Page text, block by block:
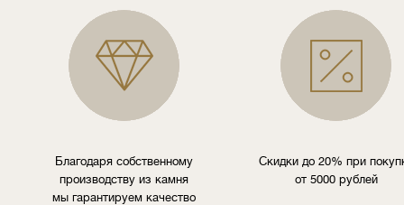
Благодаря собственному
производству из камня
мы гарантируем качество
Скидки до 20% при
от 5000 рублей